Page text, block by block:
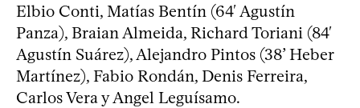
Elbio Conti, Matías Bentín (64′ Agustín
Panza), Braian Almeida, Richard Toriani (84′
Agustín Suárez), Alejandro Pintos (38’ Heber
Martínez), Fabio Rondán, Denis Ferreira,
Carlos Vera y Angel Leguísamo.